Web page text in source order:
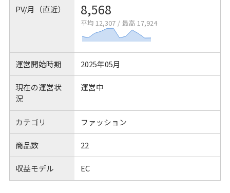
PV/月（直近） 8,568
平均 12,307 / 最高 17,924
運営開始時期 2025年05月
現在の運営状
況
運営中
カテゴリ ファッション
商品数 22
収益モデル EC